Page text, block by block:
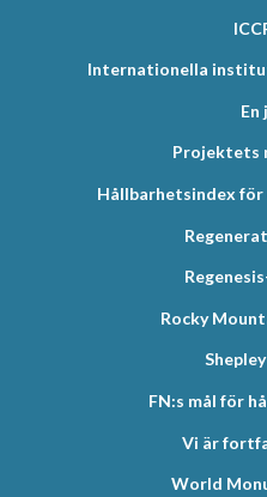
Internationella
En
Projektets
Hållbarhetsindex
Rocky
FN:s mål för
Vi är
World